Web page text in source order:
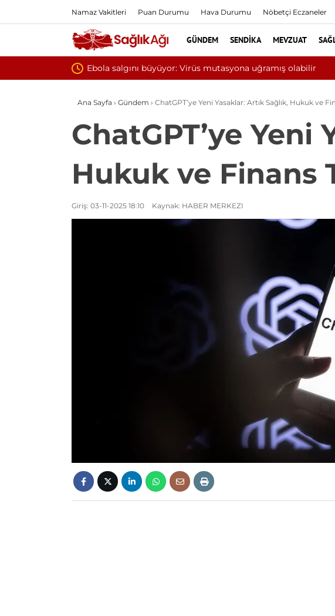
Namaz Vakitleri Puan Durumu Hava Durumu Nöbetçi Eczaneler
GÜNDEM SENDIKA MEVZUAT
Yılın ilk 6 ayında 10 bini
Ana Sayfa › Gündem › ChatGPT’ye Yeni Yasaklar: Artık Sağlık, Hukuk ve
ChatGPT’ye Yeni
Hukuk ve Finans
Giriş: 03-11-2025 18:10 Kaynak: HABER MERKEZI